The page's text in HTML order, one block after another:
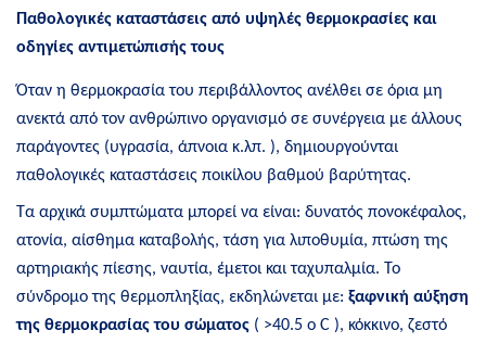
Παθολογικές καταστάσεις από υψηλές θερμοκρασίες και
οδηγίες αντιμετώπισής τους
Όταν η θερμοκρασία του περιβάλλοντος ανέλθει σε όρια μη
ανεκτά από τον ανθρώπινο οργανισμό σε συνέργεια με άλλους
παράγοντες (υγρασία, άπνοια κ.λπ. ), δημιουργούνται
παθολογικές καταστάσεις ποικίλου βαθμού βαρύτητας.
Τα αρχικά συμπτώματα μπορεί να είναι: δυνατός πονοκέφαλος,
ατονία, αίσθημα καταβολής, τάση για λιποθυμία, πτώση της
αρτηριακής πίεσης, ναυτία, έμετοι και ταχυπαλμία. Το
σύνδρομο της θερμοπληξίας, εκδηλώνεται με: ξαφνική αύξηση
της θερμοκρασίας του σώματος ( >40.5 ο C ), κόκκινο, ζεστό